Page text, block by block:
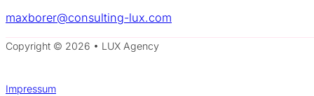
maxborer@consulting-lux.com
Copyright © 2026 • LUX Agency
Impressum